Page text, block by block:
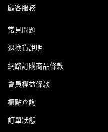
顧客服務
常見問題
退換貨說明
網路訂購商品條款
會員權益條款
櫃點查詢
訂單狀態